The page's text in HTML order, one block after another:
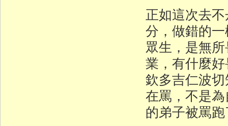
正如這次去
分，做錯的
眾生，是無
業，有什麼
欽多吉仁波
在罵，不是
的弟子被罵